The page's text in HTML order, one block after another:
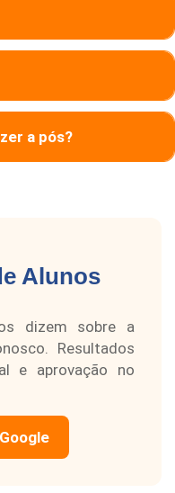
a pós?
Alunos
dizem sobre a
Resultados
e aprovação no